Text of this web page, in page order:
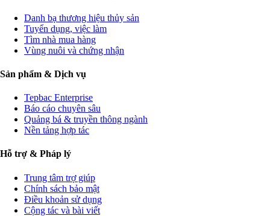
Danh bạ thương hiệu thủy sản
Tuyển dụng, việc làm
Tìm nhà mua hàng
Vùng nuôi và chứng nhận
Sản phẩm & Dịch vụ
Tepbac Enterprise
Báo cáo chuyên sâu
Quảng bá & truyền thông ngành
Nền tảng hợp tác
Hỗ trợ & Pháp lý
Trung tâm trợ giúp
Chính sách bảo mật
Điều khoản sử dụng
Cộng tác và bài viết